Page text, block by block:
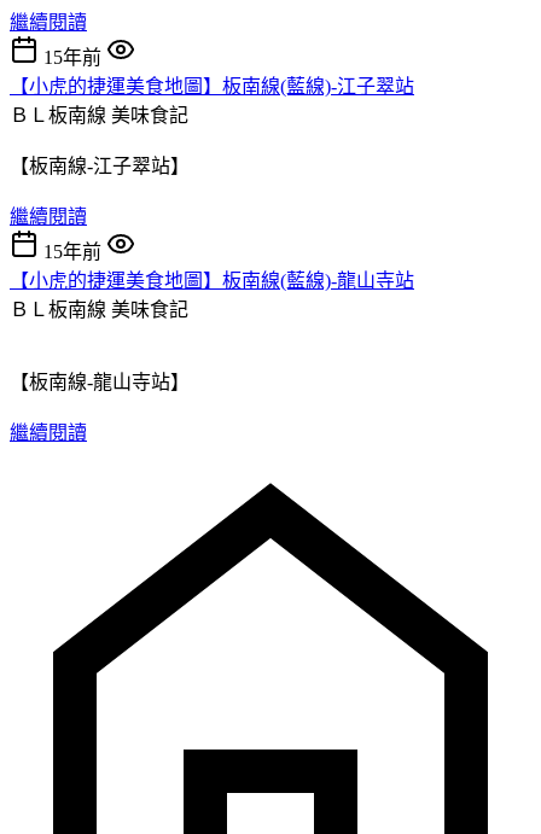
繼續閱讀
15年前
【小虎的捷運美食地圖】板南線(藍線)-江子翠站
ＢＬ板南線 美味食記
【板南線-江子翠站】
繼續閱讀
15年前
【小虎的捷運美食地圖】板南線(藍線)-龍山寺站
ＢＬ板南線 美味食記
【板南線-龍山寺站】
繼續閱讀